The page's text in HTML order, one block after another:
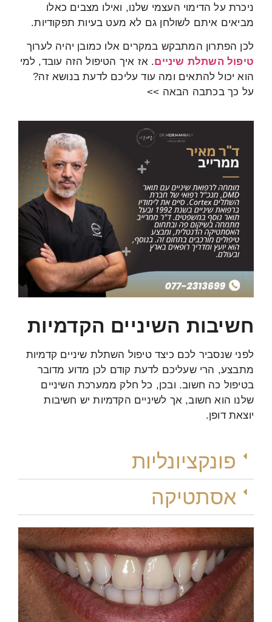
ניכרת על הדימוי העצמי שלנו, ואילו מצבים כאלו
מביאים איתם לשולחן גם לא מעט בעיות תפקודיות.
לכן הפתרון המתבקש במקרים אלו כמובן יהיה לערוך
טיפול השתלת שיניים. אז איך הטיפול הזה עובד, למי
הוא יכול להתאים ומה עוד עליכם לדעת בנושא זה?
על כך בכתבה הבאה >>
חשיבות השיניים הקדמיות
לפני שנסביר לכם כיצד טיפול השתלת שיניים קדמיות
מתבצע, הרי שעליכם לדעת קודם לכן מדוע מדובר
בטיפול כה חשוב. ובכן, כל חלק ממערכת השיניים
שלנו הוא חשוב, אך לשיניים הקדמיות יש חשיבות
יוצאת דופן.
פונקציונליות
אסתטיקה